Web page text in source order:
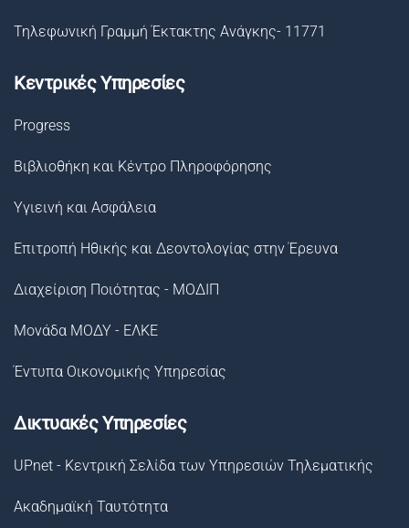
Τηλεφωνική Γραμμή Έκτακτης Ανάγκης- 11771
Κεντρικές Υπηρεσίες
Progress
Βιβλιοθήκη και Κέντρο Πληροφόρησης
Υγιεινή και Ασφάλεια
Επιτροπή Ηθικής και Δεοντολογίας στην Έρευνα
Διαχείριση Ποιότητας - ΜΟΔΙΠ
Μονάδα ΜΟΔΥ - ΕΛΚΕ
Έντυπα Οικονομικής Υπηρεσίας
Δικτυακές Υπηρεσίες
UPnet - Κεντρική Σελίδα των Υπηρεσιών Τηλεματικής
Ακαδημαϊκή Ταυτότητα